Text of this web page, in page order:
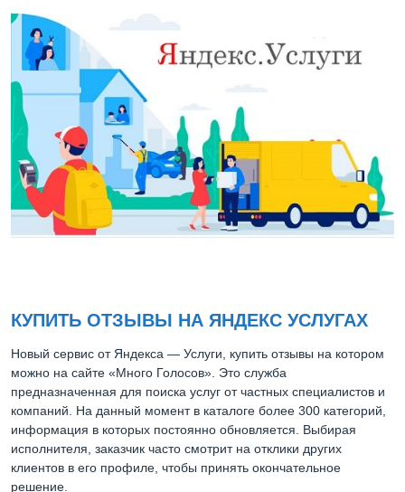
КУПИТЬ ОТЗЫВЫ НА ЯНДЕКС УСЛУГАХ
Новый сервис от Яндекса — Услуги, купить отзывы на котором
можно на сайте «Много Голосов». Это служба
предназначенная для поиска услуг от частных специалистов и
компаний. На данный момент в каталоге более 300 категорий,
информация в которых постоянно обновляется. Выбирая
исполнителя, заказчик часто смотрит на отклики других
клиентов в его профиле, чтобы принять окончательное
решение.